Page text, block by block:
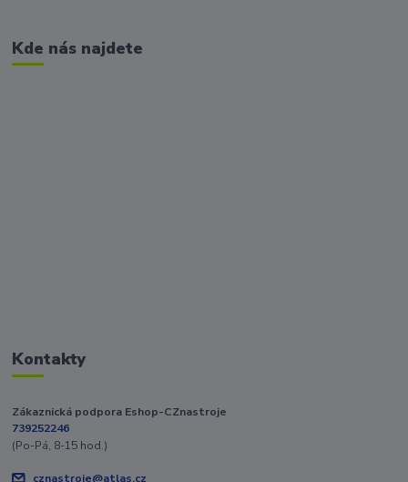
Kde nás najdete
Kontakty
Zákaznická podpora Eshop-CZnastroje
739252246
(Po-Pá, 8-15 hod.)
cznastroje@atlas.cz